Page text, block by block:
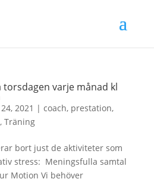
torsdagen varje månad kl
2021 | coach, prestation,
, Träning
bort just de aktiviteter som
stress: Meningsfulla samtal
Motion Vi behöver